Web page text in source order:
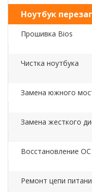
Ноутбук
Прошивка Bios
Чистка ноутбука
Замена южного
Замена жесткого
Восстановление ОС
Ремонт цепи